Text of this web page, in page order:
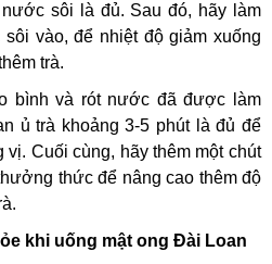
sôi là đủ. Sau đó, hãy làm
vào, để nhiệt độ giảm xuống
trà.
bình và rót nước đã được làm
ủ trà khoảng 3-5 phút là đủ để
Cuối cùng, hãy thêm một chút
thức để nâng cao thêm độ
khi uống mật ong Đài Loan